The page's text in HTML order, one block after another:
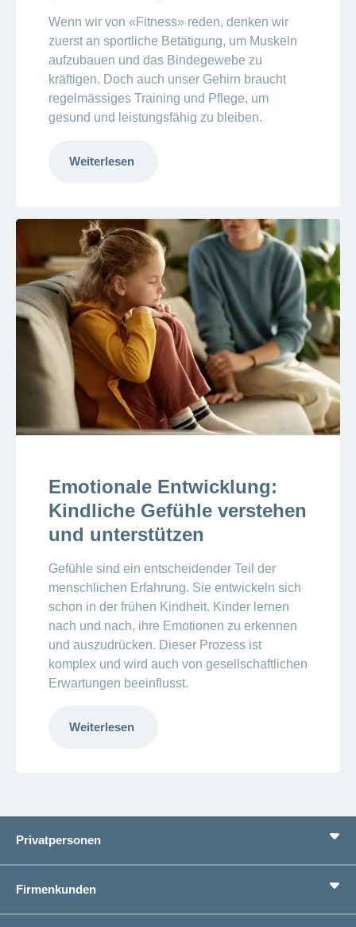
Wenn wir von «Fitness» reden, denken wir
zuerst an sportliche Betätigung, um Muskeln
aufzubauen und das Bindegewebe zu
kräftigen. Doch auch unser Gehirn braucht
regelmässiges Training und Pflege, um
gesund und leistungsfähig zu bleiben.
Weiterlesen
Emotionale Entwicklung:
Kindliche Gefühle verstehen
und unterstützen
Gefühle sind ein entscheidender Teil der
menschlichen Erfahrung. Sie entwickeln sich
schon in der frühen Kindheit. Kinder lernen
nach und nach, ihre Emotionen zu erkennen
und auszudrücken. Dieser Prozess ist
komplex und wird auch von gesellschaftlichen
Erwartungen beeinflusst.
Weiterlesen
Privatpersonen
Lebenssituationen
Service
Firmenkunden